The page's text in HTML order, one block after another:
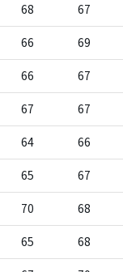
68 67
66 69
66 67
67 67
64 66
65 67
70 68
65 68